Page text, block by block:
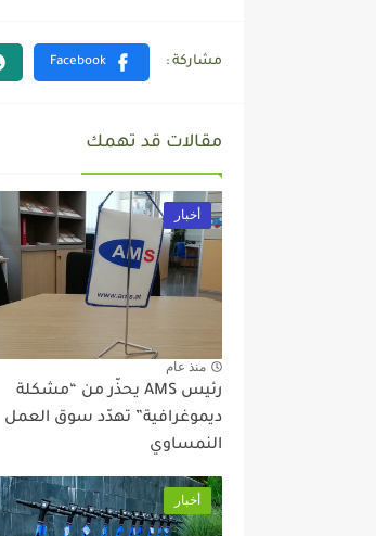
مقالات قد تهمك
أخبار
منذ عام
رئيس AMS يحذّر من “مشكلة
ديموغرافية” تهدّد سوق العمل
النمساوي
أخبار